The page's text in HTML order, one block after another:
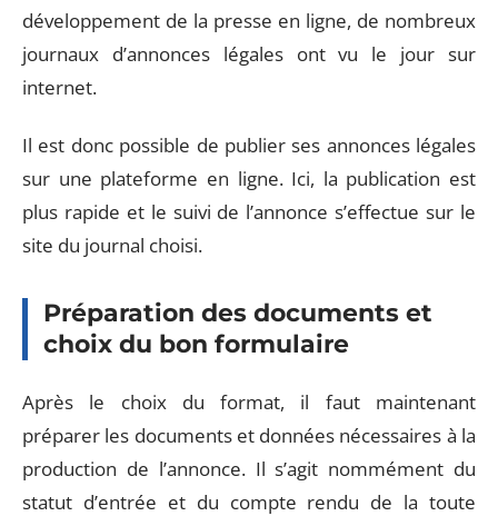
développement de la presse en ligne, de nombreux
journaux d’annonces légales ont vu le jour sur
internet.
Il est donc possible de publier ses annonces légales
sur une plateforme en ligne. Ici, la publication est
plus rapide et le suivi de l’annonce s’effectue sur le
site du journal choisi.
Préparation des documents et
choix du bon formulaire
Après le choix du format, il faut maintenant
préparer les documents et données nécessaires à la
production de l’annonce. Il s’agit nommément du
statut d’entrée et du compte rendu de la toute